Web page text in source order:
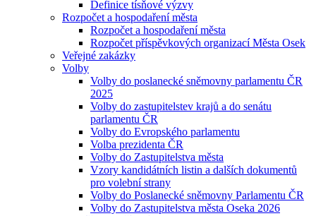
Definice tísňové výzvy
Rozpočet a hospodaření města
Rozpočet a hospodaření města
Rozpočet příspěvkových organizací Města Osek
Veřejné zakázky
Volby
Volby do poslanecké sněmovny parlamentu ČR
2025
Volby do zastupitelstev krajů a do senátu
parlamentu ČR
Volby do Evropského parlamentu
Volba prezidenta ČR
Volby do Zastupitelstva města
Vzory kandidátních listin a dalších dokumentů
pro volební strany
Volby do Poslanecké sněmovny Parlamentu ČR
Volby do Zastupitelstva města Oseka 2026